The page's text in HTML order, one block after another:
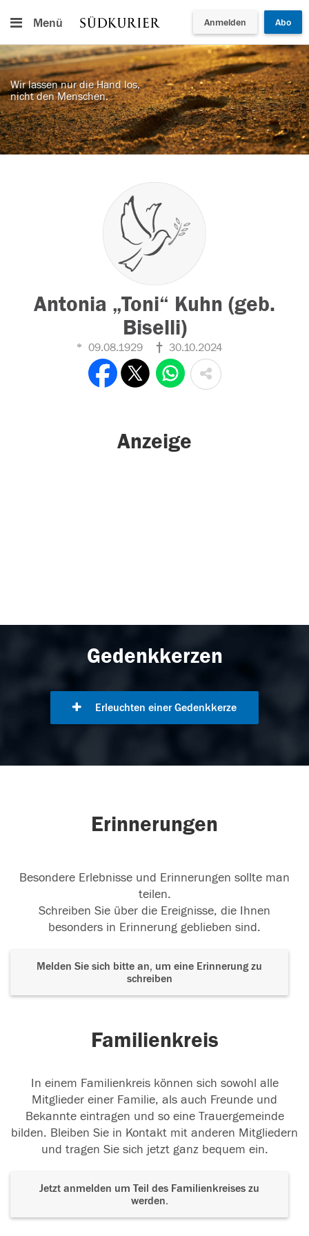
Menü Anmelden Abo
Wir lassen nur die Hand los,
nicht den Menschen.
Antonia „Toni“ Kuhn (geb.
Biselli)
09.08.1929 30.10.2024
Anzeige
Gedenkkerzen
Erleuchten einer Gedenkkerze
Erinnerungen
Besondere Erlebnisse und Erinnerungen sollte man
teilen.
Schreiben Sie über die Ereignisse, die Ihnen
besonders in Erinnerung geblieben sind.
Melden Sie sich bitte an, um eine Erinnerung zu
schreiben
Familienkreis
In einem Familienkreis können sich sowohl alle
Mitglieder einer Familie, als auch Freunde und
Bekannte eintragen und so eine Trauergemeinde
bilden. Bleiben Sie in Kontakt mit anderen Mitgliedern
und tragen Sie sich jetzt ganz bequem ein.
Jetzt anmelden um Teil des Familienkreises zu
werden.